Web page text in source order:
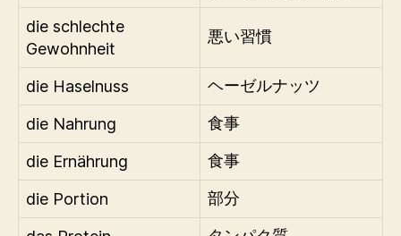
die schlechte
Gewohnheit
悪い習慣
die Haselnuss ヘーゼルナッツ
die Nahrung 食事
die Ernährung 食事
die Portion 部分